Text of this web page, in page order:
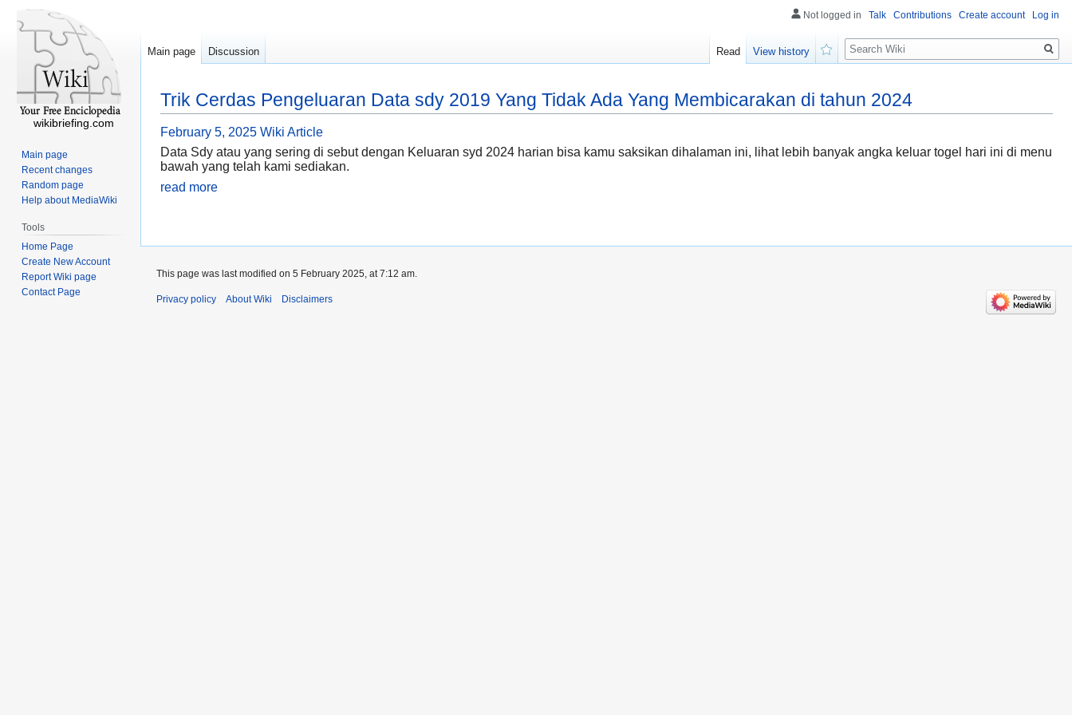
Trik Cerdas Pengeluaran Data sdy 2019 Yang Tidak Ada Yang Membicarakan di tahun 2024
February 5, 2025 Wiki Article
Data Sdy atau yang sering di sebut dengan Keluaran syd 2024 harian bisa kamu saksikan dihalaman ini, lihat lebih banyak angka keluar togel hari ini di menu
bawah yang telah kami sediakan.
read more
Not logged in Talk Contributions Create account Log in
Main page Discussion Read
View history
Search
wikibriefing.com
Main page
Recent changes
Random page
Help about MediaWiki
Tools
Home Page
Create New Account
Report Wiki page
Contact Page
This page was last modified on 5 February 2025, at 7:12 am.
Privacy policy About Wiki Disclaimers